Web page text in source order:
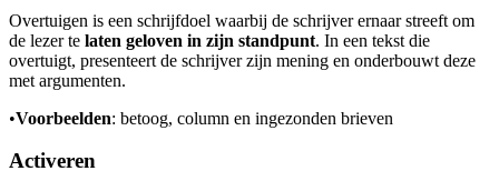
Overtuigen is een schrijfdoel waarbij de schrijver ernaar streeft om
de lezer te laten geloven in zijn standpunt. In een tekst die
overtuigt, presenteert de schrijver zijn mening en onderbouwt deze
met argumenten.
•Voorbeelden: betoog, column en ingezonden brieven
Activeren